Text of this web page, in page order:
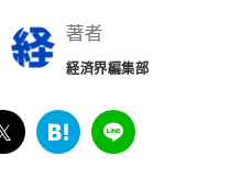
著者
経済界編集部
twitter
は
LINE